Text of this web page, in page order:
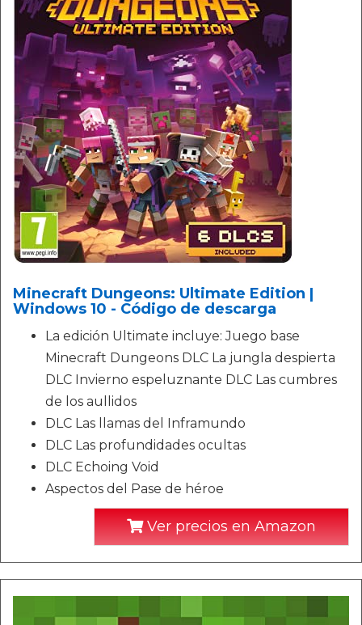
Minecraft Dungeons: Ultimate Edition |
Windows 10 - Código de descarga
La edición Ultimate incluye: Juego base
Minecraft Dungeons DLC La jungla despierta
DLC Invierno espeluznante DLC Las cumbres
de los aullidos
DLC Las llamas del Inframundo
DLC Las profundidades ocultas
DLC Echoing Void
Aspectos del Pase de héroe
Ver precios en Amazon